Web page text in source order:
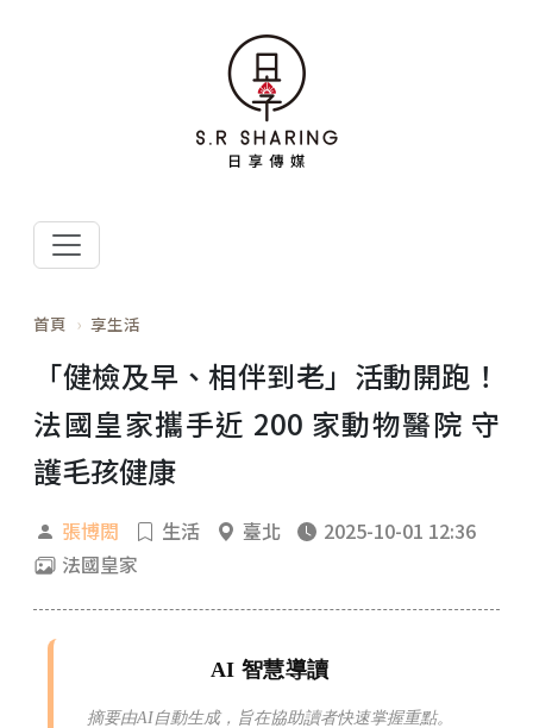
首頁 享生活
「健檢及早、相伴到老」活動開跑！
法國皇家攜手近 200 家動物醫院 守
護毛孩健康
張博閎 生活 臺北
2025-10-01 12:36
法國皇家
AI 智慧導讀
摘要由AI自動生成，旨在協助讀者快速掌握重點。